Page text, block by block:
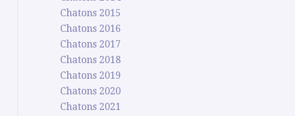
Chatons 2015
Chatons 2016
Chatons 2017
Chatons 2018
Chatons 2019
Chatons 2020
Chatons 2021